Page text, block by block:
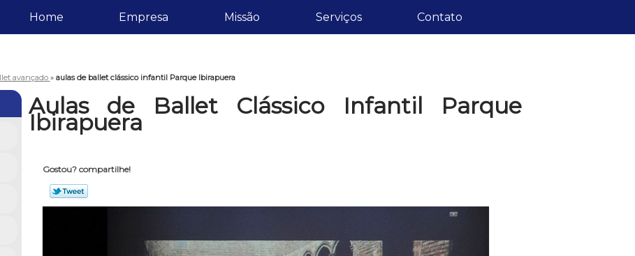
Home Empresa Missão Serviços Contato
avançado » aulas de ballet clássico infantil Parque Ibirapuera
Aulas de Ballet Clássico Infantil Parque
Ibirapuera
Gostou? compartilhe!